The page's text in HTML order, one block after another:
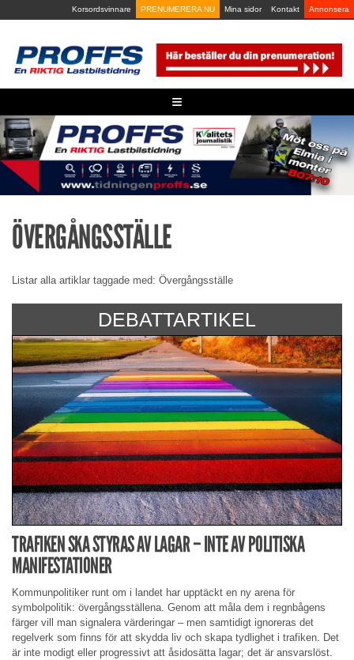
to
Korsordsvinnare PRENUMERERA NU Mina sidor Kontakt Annonsera
≡
ÖVERGÅNGSSTÄLLE
Listar alla artiklar taggade med: Övergångsställe
DEBATTARTIKEL
TRAFIKEN SKA STYRAS AV LAGAR – INTE AV POLITISKA
MANIFESTATIONER
Kommunpolitiker runt om i landet har upptäckt en ny arena för
symbolpolitik: övergångsställena. Genom att måla dem i regnbågens
färger vill man signalera värderingar – men samtidigt ignoreras det
regelverk som finns för att skydda liv och skapa tydlighet i trafiken. Det
är inte modigt eller progressivt att åsidosätta lagar; det är ansvarslöst.